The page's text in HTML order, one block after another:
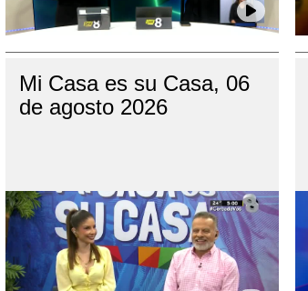
Mi Casa es su Casa, 06
de agosto 2026